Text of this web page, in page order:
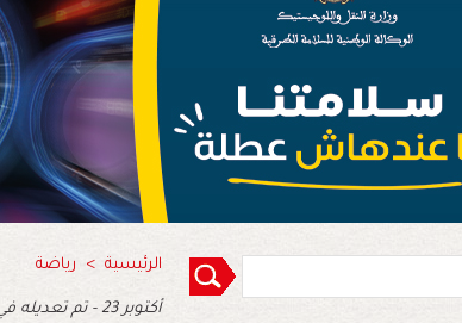
الرئيسية > رياضة
2021 أكتوبر 23 - تم تعديله في [التاريخ]